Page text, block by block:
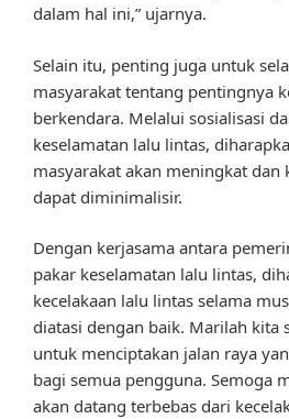
dalam hal ini,” ujarnya.
Selain itu, penting juga untuk
masyarakat tentang pentingnya
berkendara. Melalui sosialisasi
keselamatan lalu lintas,
masyarakat akan meningkat dan
dapat diminimalisir.
Dengan kerjasama antara
pakar keselamatan lalu lintas,
kecelakaan lalu lintas selama
diatasi dengan baik. Marilah kita
untuk menciptakan jalan raya
bagi semua pengguna. Semoga
akan datang terbebas dari